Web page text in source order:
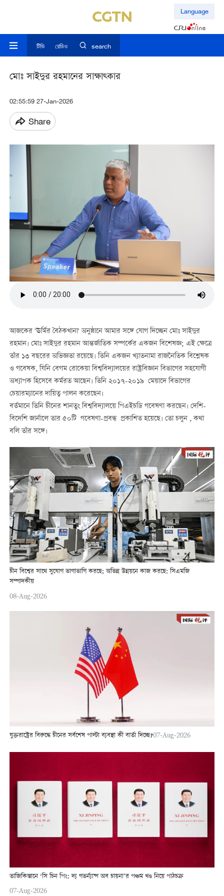
Language
টিভি রেডিও search
মোঃ সাইদুর রহমানের সাক্ষাত্কার
02:55:59 27-Jan-2026
Share
আজকের 'ঊর্মির বৈঠকখানা' অনুষ্ঠানে আমার সঙ্গে যোগ দিচ্ছেন মোঃ সাইদুর
রহমান। মোঃ সাইদুর রহমান আন্তর্জাতিক সম্পর্কের একজন বিশেষজ্ঞ; এই ক্ষেত্রে
তাঁর ১৩ বছরের অভিজ্ঞতা রয়েছে। তিনি একজন খ্যাতনামা রাজনৈতিক বিশ্লেষক
ও গবেষক, যিনি বেগম রোকেয়া বিশ্ববিদ্যালয়ের রাষ্ট্রবিজ্ঞান বিভাগের সহযোগী
অধ্যাপক হিসেবে কর্মরত আছেন। তিনি ২০১৭-২০১৯ মেয়াদে বিভাগের
চেয়ারম্যানের দায়িত্ব পালন করেছেন।
বর্তমানে তিনি চীনের শানতুং বিশ্ববিদ্যালয়ে পিএইচডি গবেষণা করছেন। দেশি-
বিদেশি জার্নালে তার ৫০টি গবেষণা-প্রবন্ধ প্রকাশিত হয়েছে। তো চলুন , কথা
বলি তাঁর সঙ্গে।
চীন বিশ্বের সাথে সুযোগ ভাগাভাগি করছে; অভিন্ন উন্নয়নে কাজ করছে: সিএমজি
সম্পাদকীয়
08-Aug-2026
যুক্তরাষ্ট্রের বিরুদ্ধে চীনের সর্বশেষ পাল্টা ব্যবস্থা কী বার্তা দিচ্ছে?07-Aug-2026
তাজিকিস্তানে ‘সি চিন পিং: দ্য গভর্ন্যান্স অব চায়না’র পঞ্চম খণ্ড নিয়ে পাঠচক্র
07-Aug-2026